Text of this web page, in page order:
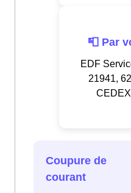
📮 Par
EDF
21941,
Coupure de
courant